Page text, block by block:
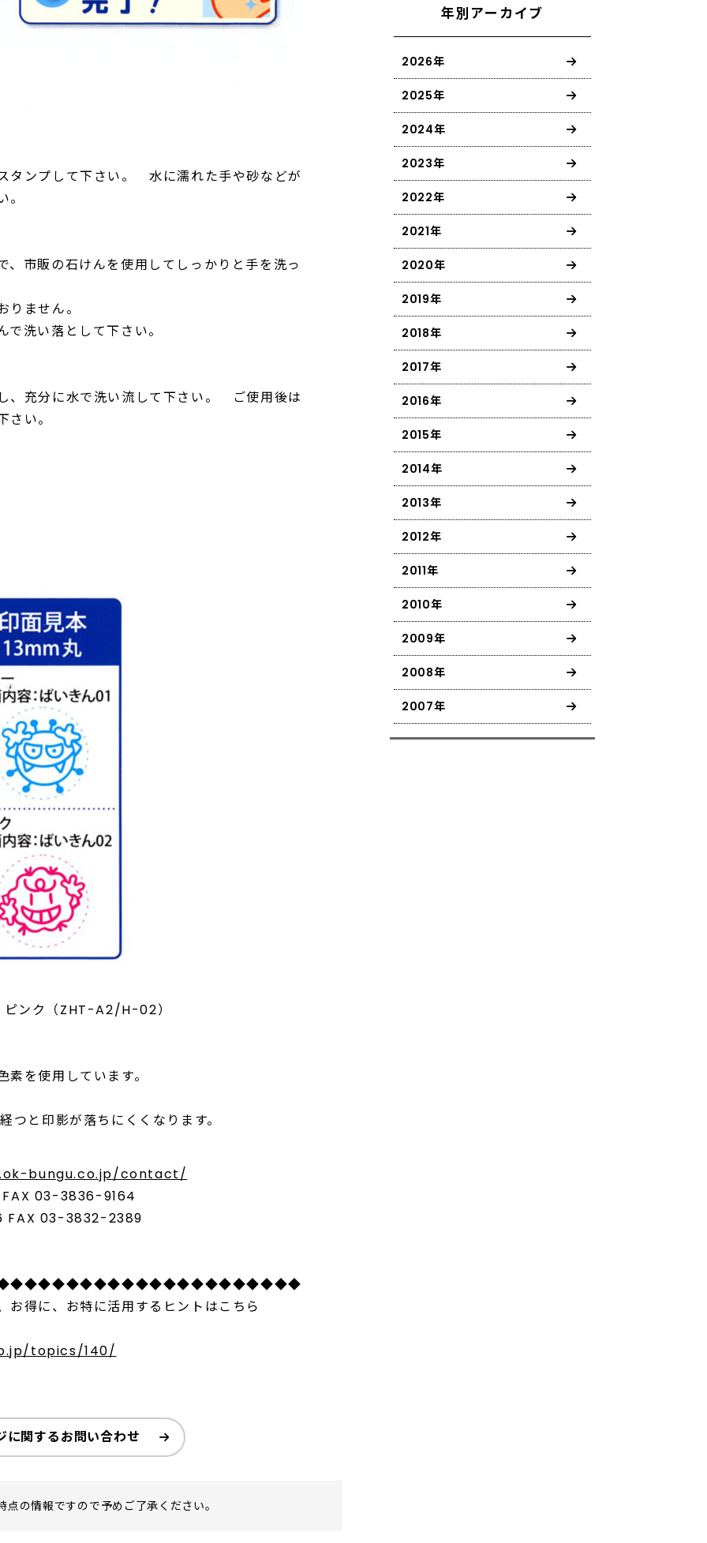
タンプして下さい。 水に濡れた手や砂などが
、市販の石けんを使用してしっかりと手を洗っ
ません。
洗い落として下さい。
、充分に水で洗い流して下さい。 ご使用後は
い。
ンク（ZHT-A2/H-02）
を使用しています。
と印影が落ちにくくなります。
bungu.co.jp/contact/
03-3836-9164
03-3832-2389
得に、お特に活用するヒントはこちら
topics/140/
に関するお問い合わせ
の情報ですので予めご了承ください。
年別アーカイブ
2026年
2025年
2024年
2023年
2022年
2021年
2020年
2019年
2018年
2017年
2016年
2015年
2014年
2013年
2012年
2011年
2010年
2009年
2008年
2007年